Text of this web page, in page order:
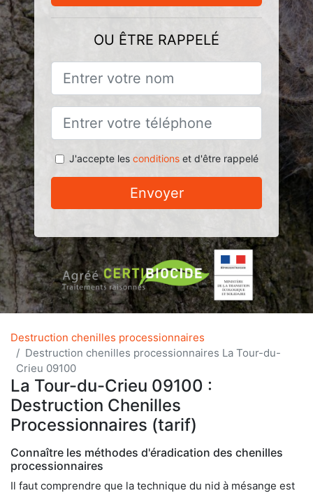
OU ÊTRE RAPPELÉ
J'accepte les conditionset d'être rappelé
Envoyer
Destruction chenilles processionnaires
Destruction chenilles processionnaires La Tour-du-
Crieu 09100
La Tour-du-Crieu 09100 :
Destruction Chenilles
Processionnaires (tarif)
Connaître les méthodes d'éradication des chenilles
processionnaires
Il faut comprendre que la technique du nid à mésange est